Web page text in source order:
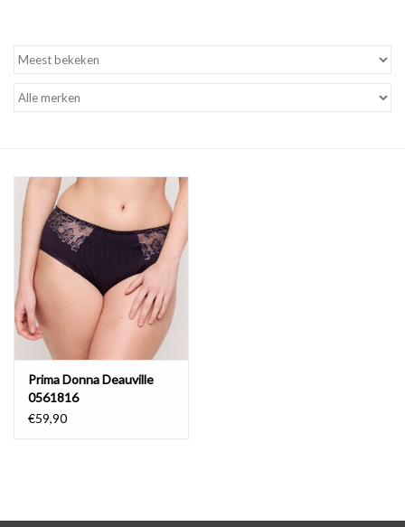
Solden
Badmode
Lingerie-accessoires
Cadeaubonnen
Prima Donna Deauville
0561816
€59,90